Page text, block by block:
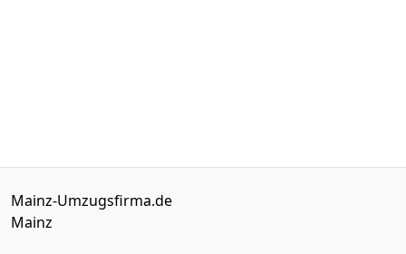
Mainz-Umzugsfirma.de
Mainz